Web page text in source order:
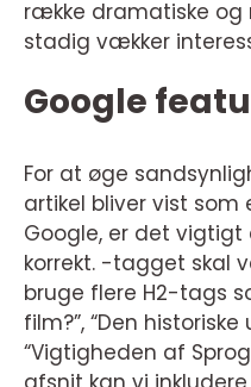
række dramatiske og
stadig vækker
Google
For at øge
artikel bliver vist
Google, er det
korrekt. -tagget skal
bruge flere H2-tags
film?”, “Den historiske
“Vigtigheden af